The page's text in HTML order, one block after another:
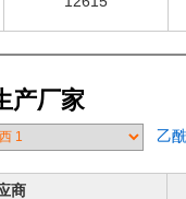
产厂家
乙
商